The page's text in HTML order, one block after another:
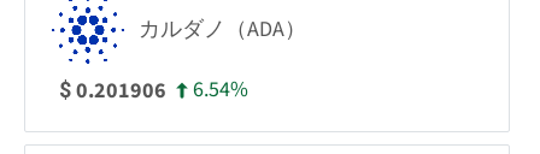
カルダノ（ADA）
$0.201906 6.54%